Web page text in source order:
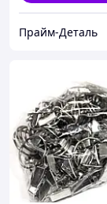
Прайм-Деталь